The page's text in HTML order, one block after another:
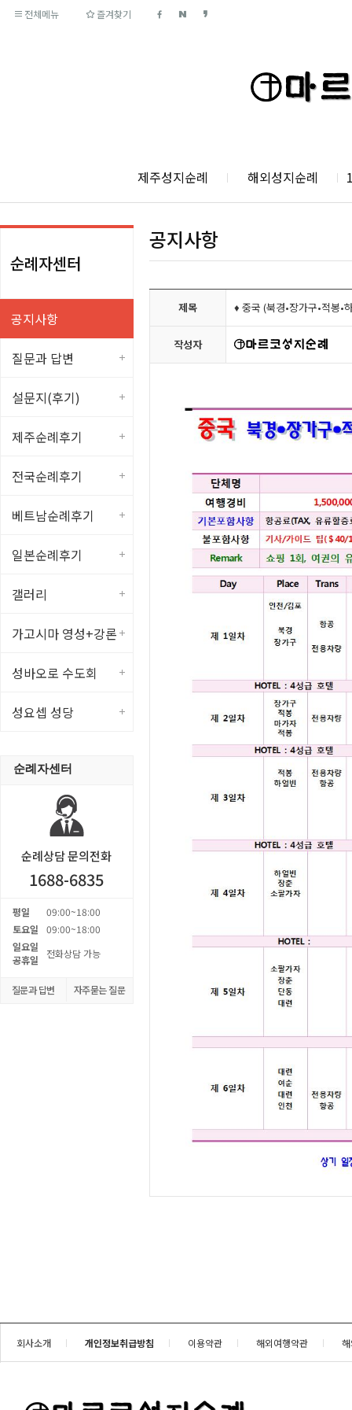
전체메뉴 즐겨찾기
제주성지순례 해외성지순례
순례자센터
공지사항
질문과 답변
설문지(후기)
제주순례후기
전국순례후기
베트남순례후기
일본순례후기
갤러리
가고시마 영성+강론
성바오로 수도회
성요셉 성당
순례자센터
순례상담 문의전화
1688-6835
평일
09:00~18:00
토요일
09:00~18:00
일요일
공휴일
전화상담 가능
질문과 답변 자주묻는 질문
공지사항
제목 ♦ 중국 (북경•장가구•적봉•
작성자
회사소개 개인정보취급방침 이용약관 해외여행약관